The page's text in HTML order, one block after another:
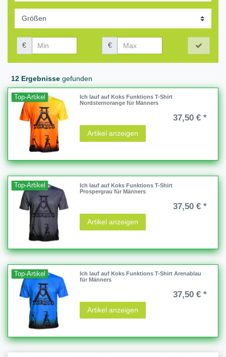
€ €
12 Ergebnisse gefunden
Top-Artikel
Ich lauf auf Koks Funktions T-Shirt
Nordsternorange für Männers
37,50 € *
Artikel anzeigen
Top-Artikel
Ich lauf auf Koks Funktions T-Shirt
Prospergrau für Männers
37,50 € *
Artikel anzeigen
Top-Artikel
Ich lauf auf Koks Funktions T-Shirt Arenablau
für Männers
37,50 € *
Artikel anzeigen